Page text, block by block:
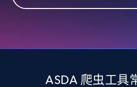
TikTok - Profiles - Discover by
ASDA 爬虫工具